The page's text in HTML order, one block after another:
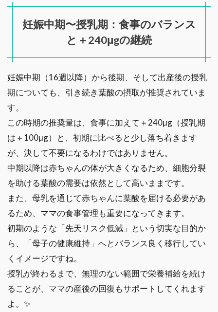
妊娠中期〜授乳期：食事のバランス
と＋240μgの継続
妊娠中期（16週以降）から後期、そして出産後の授乳
期についても、引き続き葉酸の摂取が推奨されていま
す。
この時期の推奨量は、食事に加えて＋240μg（授乳期
は＋100μg）と、初期に比べると少し落ち着きます
が、決して不要になるわけではありません。
中期以降は赤ちゃんの体が大きくなるため、細胞分裂
を助ける葉酸の需要は依然として高いままです。
また、母乳を通じて赤ちゃんに葉酸を届ける必要があ
るため、ママの食事管理も重要になってきます。
初期のような「先天リスク低減」という切実な目的か
ら、「母子の健康維持」へとバランス良く移行してい
くイメージですね。
授乳が終わるまで、無理のない範囲で栄養補給を続け
ることが、ママの産後の回復もサポートしてくれます
よ。✨